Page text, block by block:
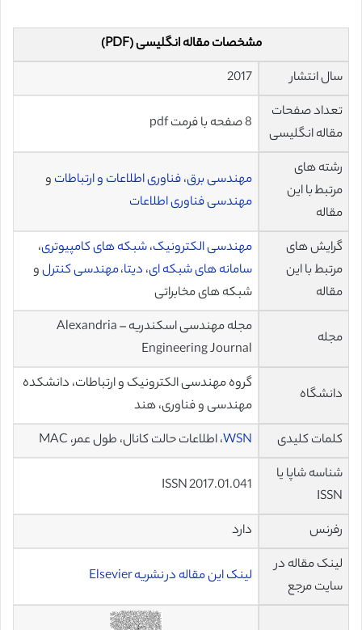
مشخصات مقاله انگلیسی (PDF)
سال انتشار
2017
تعداد صفحات
مقاله انگلیسی
8 صفحه با فرمت pdf
رشته های
مرتبط با این
مقاله
مهندسی برق،فناوری اطلاعات و ارتباطات و
مهندسی فناوری اطلاعات
گرایش های
مرتبط با این
مقاله
مهندسی الکترونیک،شبکه های کامپیوتری،
سامانه های شبکه ای، دیتا،مهندسی کنترلو
شبکه های مخابراتی
مجله
مجله مهندسی اسکندریه – Alexandria
Engineering Journal
دانشگاه
گروه مهندسی الکترونیک و ارتباطات، دانشکده
مهندسی و فناوری، هند
کلمات کلیدی
WSN، اطلاعات حالت کانال، طول عمر، MAC
شناسه شاپا یا
ISSN
ISSN 2017.01.041
رفرنس
دارد
لینک مقاله در
سایت مرجع
لینک این مقاله در نشریه Elsevier